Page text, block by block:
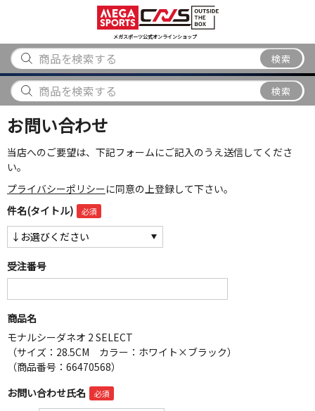
メガスポーツ公式オンラインショップ
検索
アウトドア
から探す
ブランド
から探す
検索
お問い合わせ
当店へのご要望は、下記フォームにご記入のうえ送信してくださ
い。
プライバシーポリシーに同意の上登録して下さい。
件名(タイトル)
受注番号
商品名
モナルシーダネオ 2 SELECT
（サイズ：28.5CM カラー：ホワイト×ブラック）
（商品番号：66470568）
お問い合わせ氏名